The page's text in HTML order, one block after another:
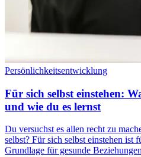
Persönlichkeitsentwicklung
Für sich selbst einstehen:
und wie du es lernst
Du versuchst es allen recht zu
selbst? Für sich selbst einstehen ist
Grundlage für gesunde